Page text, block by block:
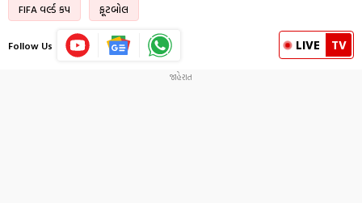
FIFA વર્લ્ડ કપ ફૂટબોલ
Follow Us LIVE TV